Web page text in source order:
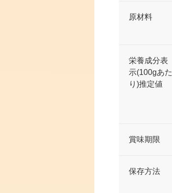
原材料
栄養成分表
示(100gあた
り)推定値
賞味期限
保存方法